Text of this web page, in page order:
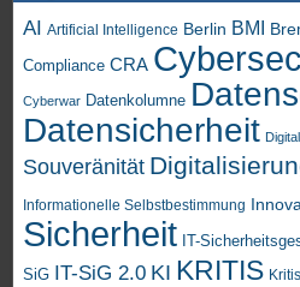
AI Artificial Intelligence Berlin BMI
Compliance CRA
Cyberwar Datenkolumne
Datensicherheit
Souveränität
Informationelle Selbstbestimmung
Sicherheit IT-
SiG IT-SiG 2.0 KI KRITIS